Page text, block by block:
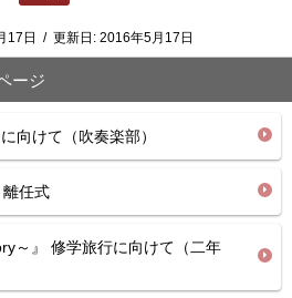
17日 / 更新日: 2016年5月17日
ージ
向けて（吹奏楽部）
任式
～』 修学旅行に向けて（二年